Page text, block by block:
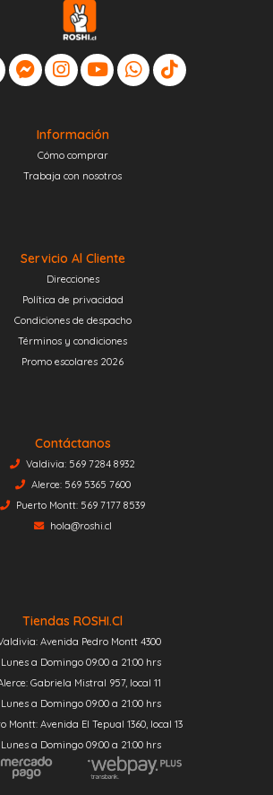
Información
Cómo comprar
Trabaja con nosotros
Servicio Al Cliente
Direcciones
Política de privacidad
Condiciones de despacho
Términos y condiciones
Promo escolares 2026
Contáctanos
Valdivia: 569 7284 8932
Alerce: 569 5365 7600
Puerto Montt: 569 7177 8539
hola@roshi.cl
Tiendas ROSHI.cl
Avenida Pedro Montt 4300
Lunes a Domingo 09:00 a 21:00 hrs
Gabriela Mistral 957, local 11
Lunes a Domingo 09:00 a 21:00 hrs
Montt: Avenida El Tepual 1360, local 13
Lunes a Domingo 09:00 a 21:00 hrs